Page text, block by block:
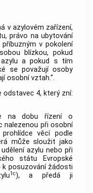
v azylovém zařízení,
právo na ubytování
v pokolení
blízkou, pokud
a pokud s tím
se považují osoby
osobní vztah.“.
odstavec 4, který zní:
na dobu řízení o
nalezenou při osobní
věcí podle
může sloužit jako
azylu nebo při
státu Evropské
k posuzování žádosti
1c), a předá ji